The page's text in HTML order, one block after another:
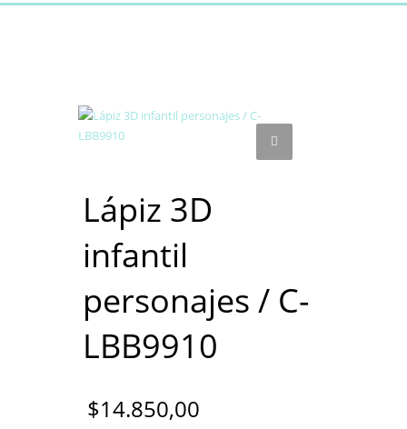
Lápiz 3D
infantil
personajes / C-
LBB9910
$14.850,00